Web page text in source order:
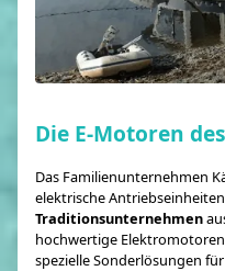
Die E-Motoren
Das Familienunternehmen
elektrische
Traditionsunternehmen
hochwertige
spezielle Sonderlösungen